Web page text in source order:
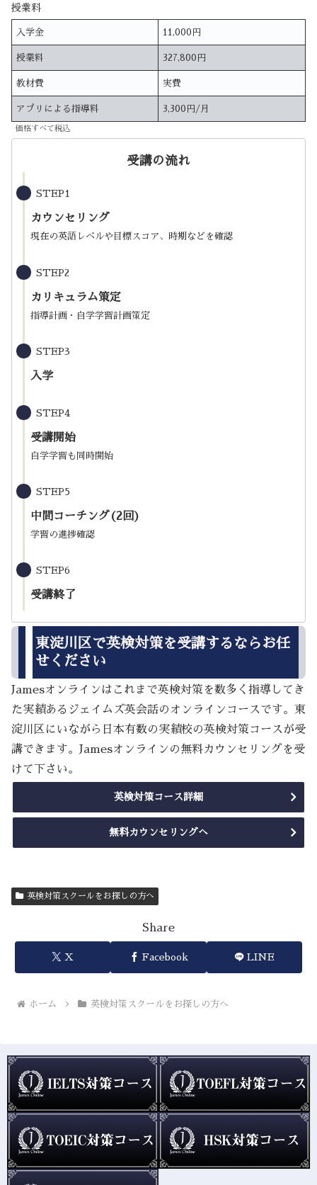
授業料
入学金 11,000円
授業料 327,800円
教材費 実費
アプリによる指導料 3,300円/月
価格すべて税込
受講の流れ
STEP1
カウンセリング
現在の英語レベルや目標スコア、時期などを確認
STEP2
カリキュラム策定
指導計画・自学学習計画策定
STEP3
入学
STEP4
受講開始
自学学習も同時開始
STEP5
中間コーチング(2回)
学習の進捗確認
STEP6
受講終了
東淀川区で英検対策を受講するならお任
せください
Jamesオンラインはこれまで英検対策を数多く指導してき
た実績あるジェイムズ英会話のオンラインコースです。東
淀川区にいながら日本有数の実績校の英検対策コースが受
講できます。Jamesオンラインの無料カウンセリングを受
けて下さい。
英検対策コース詳細
無料カウンセリングへ
英検対策スクールをお探しの方へ
Share
X Facebook LINE
ホーム 英検対策スクールをお探しの方へ